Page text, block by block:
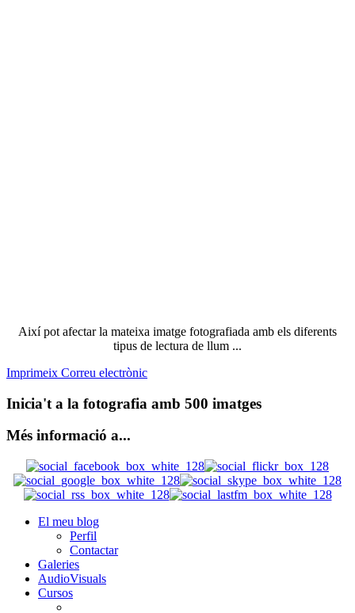
Així pot afectar la mateixa imatge fotografiada amb els diferents
tipus de lectura de llum ...
Imprimeix Correu electrònic
Inicia't a la fotografia amb 500 imatges
Més informació a...
El meu blog
Perfil
Contactar
Galeries
AudioVisuals
Cursos